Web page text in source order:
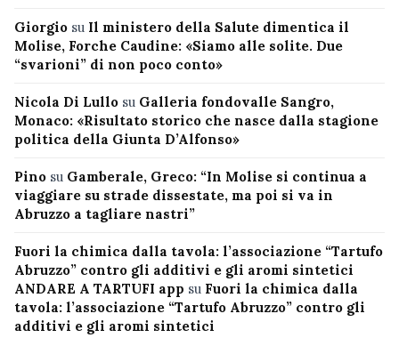
Giorgio su Il ministero della Salute dimentica il
Molise, Forche Caudine: «Siamo alle solite. Due
“svarioni” di non poco conto»
Nicola Di Lullo su Galleria fondovalle Sangro,
Monaco: «Risultato storico che nasce dalla stagione
politica della Giunta D’Alfonso»
Pino su Gamberale, Greco: “In Molise si continua a
viaggiare su strade dissestate, ma poi si va in
Abruzzo a tagliare nastri”
Fuori la chimica dalla tavola: l’associazione “Tartufo
Abruzzo” contro gli additivi e gli aromi sintetici
ANDARE A TARTUFI app su Fuori la chimica dalla
tavola: l’associazione “Tartufo Abruzzo” contro gli
additivi e gli aromi sintetici